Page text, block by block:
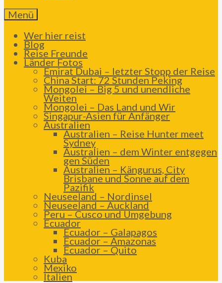
Menü
Wer hier reist
Blog
Reise Freunde
Länder Fotos
Emirat Dubai – letzter Stopp der Reise
China Start: 72 Stunden Peking
Mongolei – Big 5 und unendliche
Weiten
Mongolei – Das Land und Wir
Singapur-Asien für Anfänger
Australien
Australien – Reise Hunter meet
Sydney
Australien – dem Winter entgegen
gen Süden
Australien – Kängurus, City
Brisbane und Sonne auf dem
Pazifik
Neuseeland – Nordinsel
Neuseeland – Auckland
Peru – Cusco und Umgebung
Ecuador
Ecuador – Galapagos
Ecuador – Amazonas
Ecuador – Quito
Kuba
Mexiko
Italien